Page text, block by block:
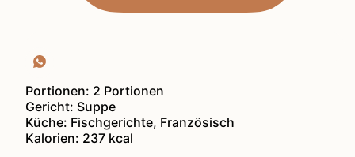
Portionen: 2 Portionen
Gericht: Suppe
Küche: Fischgerichte, Französisch
Kalorien: 237 kcal